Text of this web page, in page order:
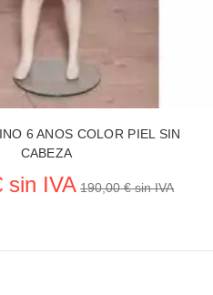
6 ANOS COLOR PIEL SIN
CABEZA
sin IVA 190,00 € sin IVA